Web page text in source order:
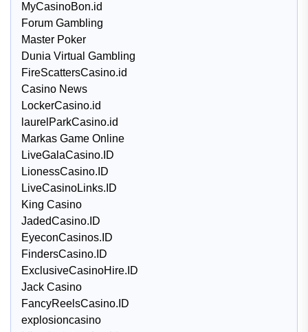
MyCasinoBon.id
Forum Gambling
Master Poker
Dunia Virtual Gambling
FireScattersCasino.id
Casino News
LockerCasino.id
laurelParkCasino.id
Markas Game Online
LiveGalaCasino.ID
LionessCasino.ID
LiveCasinoLinks.ID
King Casino
JadedCasino.ID
EyeconCasinos.ID
FindersCasino.ID
ExclusiveCasinoHire.ID
Jack Casino
FancyReelsCasino.ID
explosioncasino